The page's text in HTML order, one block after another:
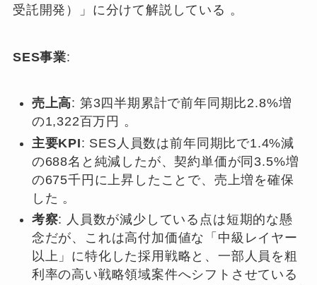
受託開発）」に分けて解説している 。
SES事業:
売上高: 第3四半期累計で前年同期比2.8%増
の1,322百万円 。
主要KPI: SES人員数は前年同期比で1.4%減
の688名と純減したが、契約単価が同3.5%増
の675千円に上昇したことで、売上増を確保
した 。
考察: 人員数が減少している点は短期的な懸
念だが、これは高付加価値な「中級レイヤー
以上」に特化した採用戦略と、一部人員を粗
利率の高い戦略領域案件へシフトさせている